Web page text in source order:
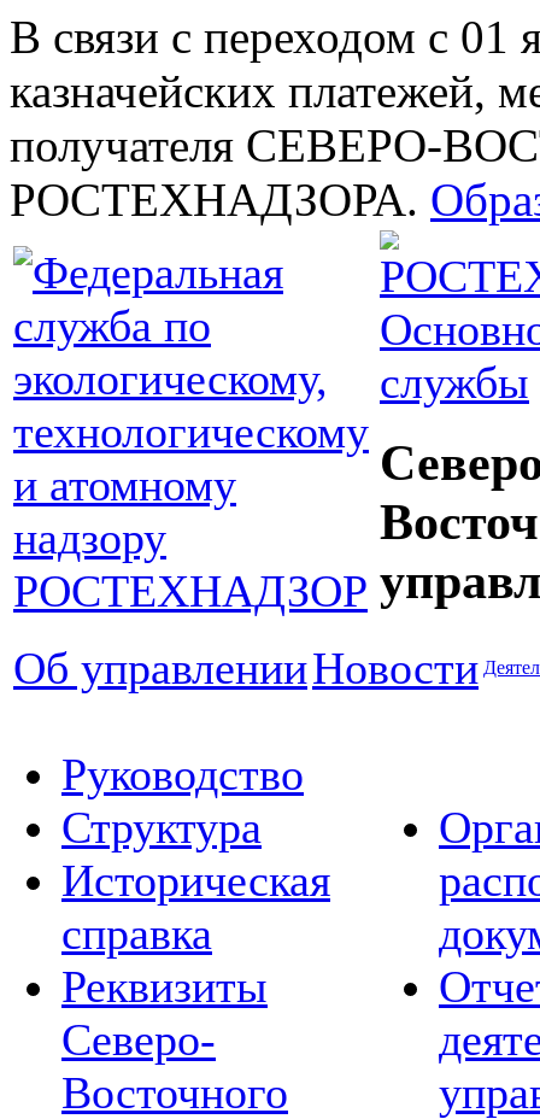
В связи с переходом с 01
казначейских платежей,
получателя СЕВЕРО-
РОСТЕХНАДЗОРА.
службы
Об управленииНовости
Руководство
Структура
Историческая
справка
Реквизиты
Северо-
Восточного